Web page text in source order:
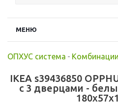
МЕНЮ
ОПХУС система - Комбинации
IKEA s39436850
с 3 дверцами -